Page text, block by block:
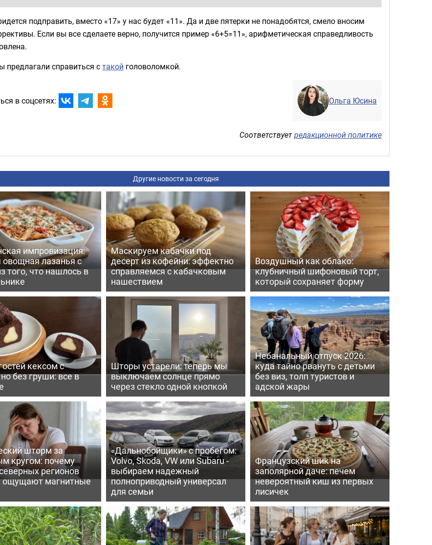
подправить, вместо «17» у нас будет «11». Да и две пятерки не понадобятся, смело вносим
Если вы все сделаете верно, получится пример «6+5=11», арифметическая справедливость
предлагали справиться стакой головоломкой.
в соцсетях: Ольга Юсина
Соответствуетредакционной политике
Другие новости за сегодня
импровизация:
овощная лазанья с
того, что нашлось в
Маскируем кабачки под
десерт из кофейни: эффектно
справляемся с кабачковым
нашествием
Воздушный как облако:
клубничный шифоновый торт,
который сохраняет форму
кексом с
без груши: все в
Шторы устарели: теперь мы
выключаем солнце прямо
через стекло одной кнопкой
Небанальный отпуск 2026:
куда тайно рвануть с детьми
без виз, толп туристов и
адской жары
шторм за
кругом: почему
регионов
ощущают магнитные
«Дальнобойщики» с пробегом:
Volvo, Skoda, VW или Subaru -
выбираем надежный
полноприводный универсал
для семьи
Французский шик на
заполярной даче: печем
невероятный киш из первых
лисичек